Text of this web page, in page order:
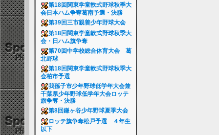
第18回関東学童軟式野球秋季大
会日本ハム争奪葛南予選・決勝
第39回三市親善少年野球大会
第18回関東学童軟式野球秋季大
会・日ハム旗争奪
第70回中学校総合体育大会 葛
北野球
第18回関東学童軟式野球秋季大
会柏市予選
我孫子市少年野球低学年大会兼
千葉県少年野球低学年大会ロッテ
旗争奪・決勝
第8回鎌ヶ谷少年野球夏季大会
ロッテ旗争奪松戸予選 ４年生
以下